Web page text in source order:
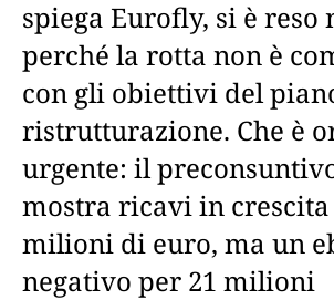
spiega Eurofly, si è reso
perché la rotta non è
con gli obiettivi del
ristrutturazione. Che è
urgente: il
mostra ricavi in crescita
milioni di euro, ma un
negativo per 21 milioni